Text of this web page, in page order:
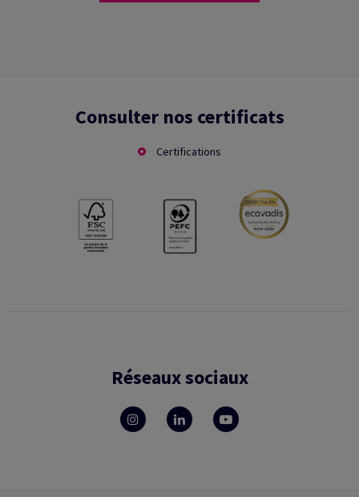
Consulter nos certificats
Certifications
Réseaux sociaux